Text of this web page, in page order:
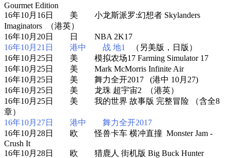
Gourmet Edition
16年10月16日 美 小龙斯派罗:幻想者 Skylanders
Imaginators （港英）
16年10月20日 日 NBA 2K17
16年10月21日 港中 战 地1
（另美版，日版）
16年10月25日 美 模拟农场17 Farming Simulator 17
16年10月25日 美 Mark McMorris Infinite Air
16年10月25日 美 舞力全开2017 (港中 10月27)
16年10月25日 美 龙珠 超宇宙2 （港英）
16年10月25日 美 我的世界 故事版 完整冒险 （含全8
章）
16年10月27日 港中 舞力全开2017
16年10月28日 欧 怪兽卡车 横冲直撞 Monster Jam -
Crush It
16年10月28日 欧 猎鹿人 街机版 Big Buck Hunter